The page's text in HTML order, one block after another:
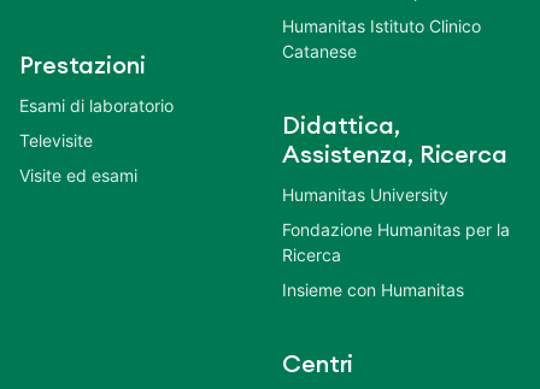
Prestazioni
Esami di laboratorio
Televisite
Visite ed esami
Humanitas Istituto Clinico
Catanese
Didattica,
Assistenza, Ricerca
Humanitas University
Fondazione Humanitas per la
Ricerca
Insieme con Humanitas
Centri